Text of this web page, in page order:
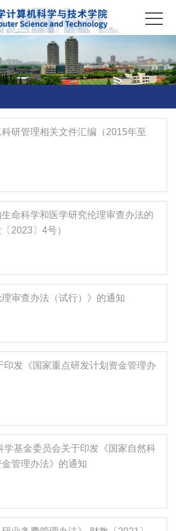
研管理相关文件汇编（2015年至
命科学和医学研究伦理审查办法的
2023〕4号）
审查办法（试行）》的通知
印发《国家重点研发计划资金管理办
学基金委员会关于印发《国家自然科
管理办法》的通知